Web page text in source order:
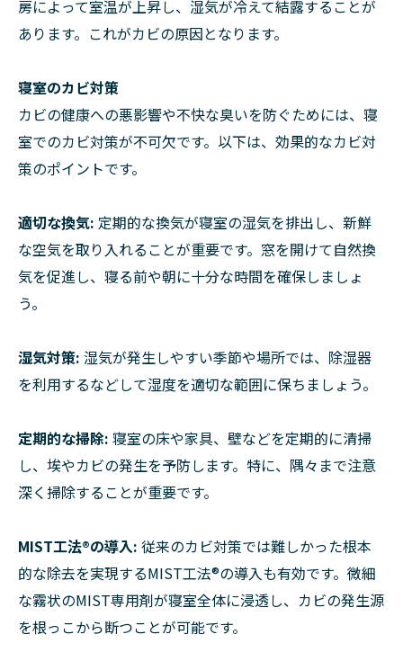
房によって室温が上昇し、湿気が冷えて結露することが
あります。これがカビの原因となります。
寝室のカビ対策
カビの健康への悪影響や不快な臭いを防ぐためには、寝
室でのカビ対策が不可欠です。以下は、効果的なカビ対
策のポイントです。
適切な換気: 定期的な換気が寝室の湿気を排出し、新鮮
な空気を取り入れることが重要です。窓を開けて自然換
気を促進し、寝る前や朝に十分な時間を確保しましょ
う。
湿気対策: 湿気が発生しやすい季節や場所では、除湿器
を利用するなどして湿度を適切な範囲に保ちましょう。
定期的な掃除: 寝室の床や家具、壁などを定期的に清掃
し、埃やカビの発生を予防します。特に、隅々まで注意
深く掃除することが重要です。
MIST工法®の導入: 従来のカビ対策では難しかった根本
的な除去を実現するMIST工法®の導入も有効です。微細
な霧状のMIST専用剤が寝室全体に浸透し、カビの発生源
を根っこから断つことが可能です。